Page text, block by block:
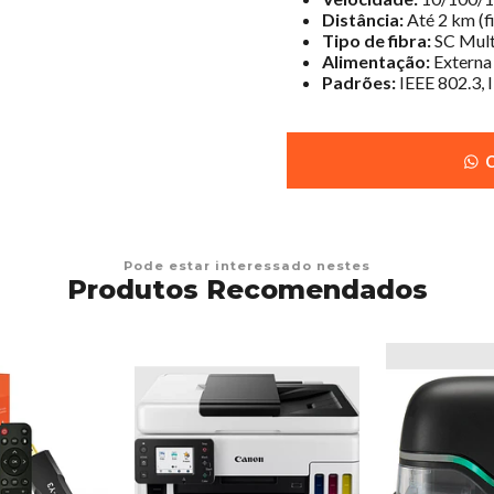
Distância:Até 2 km
Tipo de fibra:SC
Alimentação: Externa
Padrões: IEEE 802.3,
Pode estar interessado nestes
Produtos Recomendados